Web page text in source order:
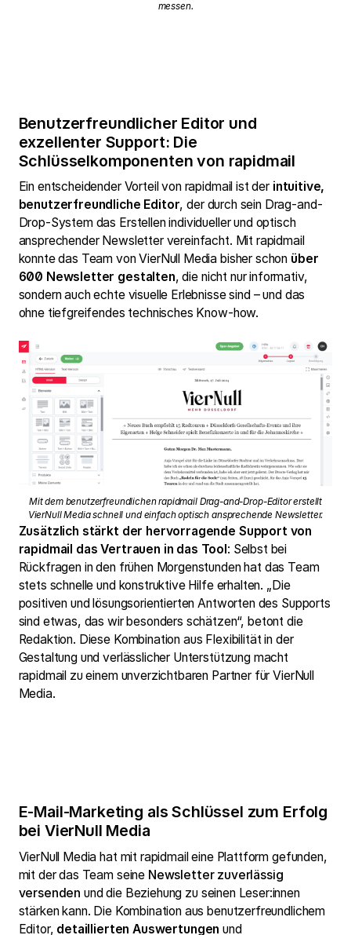
messen.
Benutzerfreundlicher Editor und
exzellenter Support: Die
Schlüsselkomponenten von rapidmail
Ein entscheidender Vorteil von rapidmail ist der intuitive,
benutzerfreundliche Editor, der durch sein Drag-and-
Drop-System das Erstellen individueller und optisch
ansprechender Newsletter vereinfacht. Mit rapidmail
konnte das Team von VierNull Media bisher schon über
600 Newsletter gestalten, die nicht nur informativ,
sondern auch echte visuelle Erlebnisse sind – und das
ohne tiefgreifendes technisches Know-how.
Mit dem benutzerfreundlichen rapidmail Drag-and-Drop-Editor erstellt
VierNull Media schnell und einfach optisch ansprechende Newsletter.
Zusätzlich stärkt der hervorragende Support von
rapidmail das Vertrauen in das Tool: Selbst bei
Rückfragen in den frühen Morgenstunden hat das Team
stets schnelle und konstruktive Hilfe erhalten. „Die
positiven und lösungsorientierten Antworten des Supports
sind etwas, das wir besonders schätzen“, betont die
Redaktion. Diese Kombination aus Flexibilität in der
Gestaltung und verlässlicher Unterstützung macht
rapidmail zu einem unverzichtbaren Partner für VierNull
Media.
E-Mail-Marketing als Schlüssel zum Erfolg
bei VierNull Media
VierNull Media hat mit rapidmail eine Plattform gefunden,
mit der das Team seine Newsletter zuverlässig
versenden und die Beziehung zu seinen Leser:innen
stärken kann. Die Kombination aus benutzerfreundlichem
Editor, detaillierten Auswertungen und